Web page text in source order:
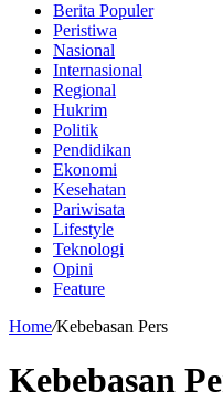
Berita Populer
Peristiwa
Nasional
Internasional
Regional
Hukrim
Politik
Pendidikan
Ekonomi
Kesehatan
Pariwisata
Lifestyle
Teknologi
Opini
Feature
Home/Kebebasan Pers
Kebebasan